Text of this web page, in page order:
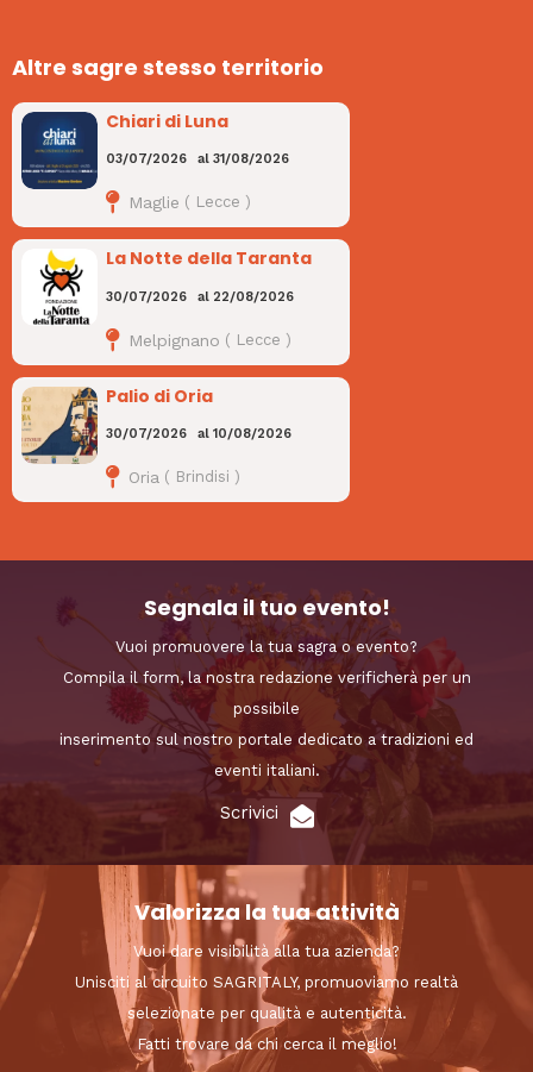
Altre sagre stesso territorio
Chiari di Luna
03/07/2026 al31/08/2026
Maglie ( Lecce )
La Notte della Taranta
30/07/2026 al 22/08/2026
Melpignano ( Lecce )
Palio di Oria
30/07/2026 al10/08/2026
Oria ( Brindisi )
Segnala il tuo evento!
Vuoi promuovere la tua sagra o evento?
Compila il form, la nostra redazione verificherà per un
possibile
inserimento sul nostro portale dedicato a tradizioni ed
eventi italiani.
Scrivici
Valorizza la tua attività
Vuoi dare visibilità alla tua azienda?
Unisciti al circuito SAGRITALY, promuoviamo realtà
selezionate per qualità e autenticità.
Fatti trovare da chi cerca il meglio!